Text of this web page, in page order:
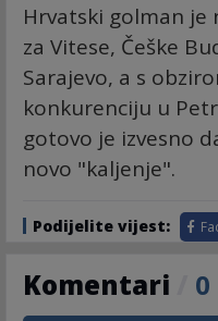
Hrvatski golman je
za Vitese, Češke
Sarajevo, a s
konkurenciju u
gotovo je izvesno
novo "kaljenje".
Podijelite vijest:
Komentari 0